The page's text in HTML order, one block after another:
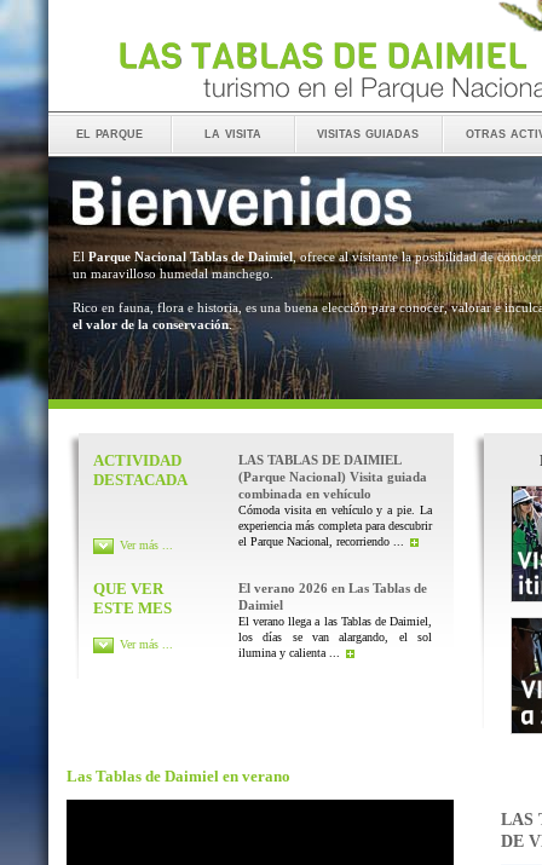
el parque la visita visitas guiadas otras
El Parque Nacional Tablas de Daimiel, ofrece al visitante la posibilidad de conocer
un maravilloso humedal manchego.
Rico en fauna, flora e historia, es una buena elección para conocer, valorar e
el valor de la conservación.
ACTIVIDAD
DESTACADA
LAS TABLAS DE DAIMIEL
(Parque Nacional) Visita guiada
combinada en vehículo
Cómoda visita en vehículo y a pie. La
experiencia más completa para descubrir
el Parque Nacional, recorriendo ...
Ver más ...
QUE VER
ESTE MES
El verano 2026 en Las Tablas de
Daimiel
El verano llega a las Tablas de Daimiel,
los días se van alargando, el sol
ilumina y calienta ...
Ver más ...
Las Tablas de Daimiel en verano
LAS
DE